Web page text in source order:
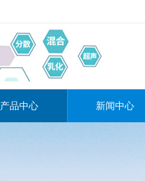
产品中心 新闻中心